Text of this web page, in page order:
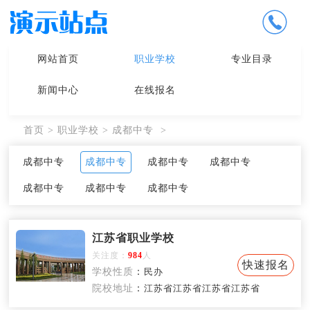
网站首页 职业学校 专业目录
新闻中心 在线报名
首页 >职业学校 > 成都中专 >
成都中专 成都中专 成都中专 成都中专
成都中专 成都中专 成都中专
江苏省职业学校
关注度：984 人
快速报名
学校性质 ： 民办
院校地址 ：江苏省江苏省江苏省江苏省